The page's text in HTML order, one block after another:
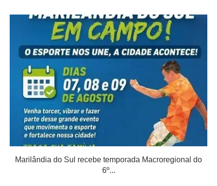
Marilândia do Sul recebe temporada Macroregional do
6º...